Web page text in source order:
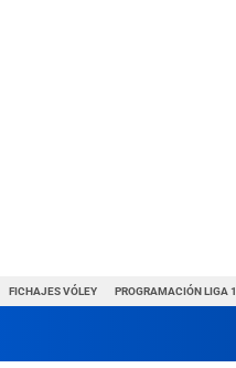
FICHAJES VÓLEY PROGRAMACIÓN LIGA 1